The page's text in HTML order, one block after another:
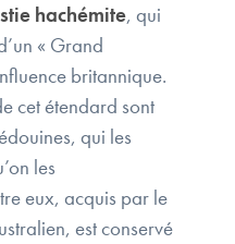
hachémite, qui
« Grand
britannique.
cet étendard sont
qui les
les
eux, acquis par le
est conservé